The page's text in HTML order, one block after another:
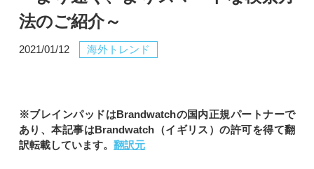
法のご紹介～
2021/01/12 海外トレンド
※ブレインパッドはBrandwatchの国内正規パートナーで
あり、本記事はBrandwatch（イギリス）の許可を得て翻
訳転載しています。 翻訳元